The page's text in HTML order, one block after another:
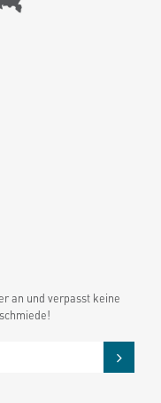
an und verpasst keine